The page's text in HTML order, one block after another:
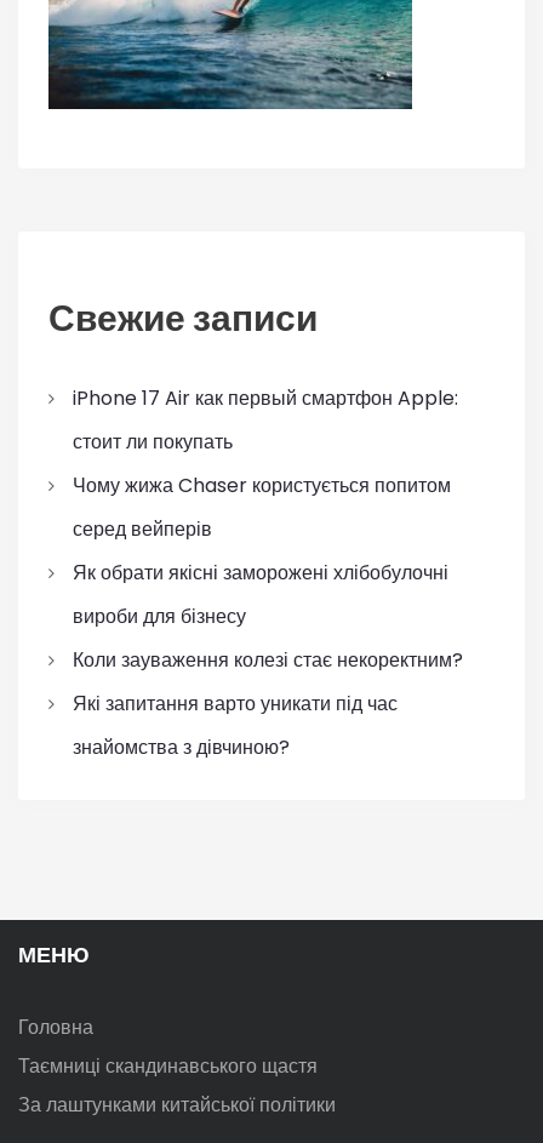
Свежие записи
iPhone 17 Air как первый смартфон Apple:
стоит ли покупать
Чому жижа Chaser користується попитом
серед вейперів
Як обрати якісні заморожені хлібобулочні
вироби для бізнесу
Коли зауваження колезі стає некоректним?
Які запитання варто уникати під час
знайомства з дівчиною?
МЕНЮ
Головна
Таємниці скандинавського щастя
За лаштунками китайської політики